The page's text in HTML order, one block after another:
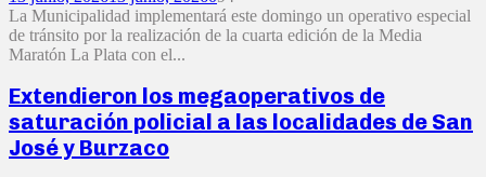
La Municipalidad implementará este domingo un operativo especial
de tránsito por la realización de la cuarta edición de la Media
Maratón La Plata con el...
Extendieron los megaoperativos de
saturación policial a las localidades de San
José y Burzaco